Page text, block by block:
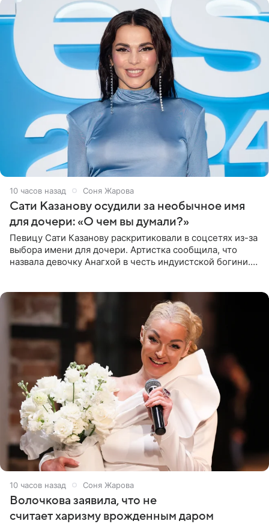
10 часов назад Соня Жарова
Сати Казанову осудили за необычное имя
для дочери: «О чем вы думали?»
Певицу Сати Казанову раскритиковали в соцсетях из-за
выбора имени для дочери. Артистка сообщила, что
назвала девочку Анагхой в честь индуистской богини.
10 часов назад Соня Жарова
Волочкова заявила, что не
считает харизму врожденным даром